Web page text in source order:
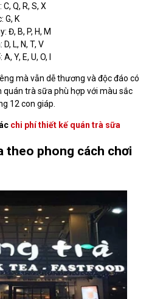
Q, R, S, X
G, K
Đ, B, P, H, M
L, N, T, V
Y, E, U, O, I
mà vẫn dễ thương và độc đáo có
trà sữa phù hợp với màu sắc
12 con giáp.
chi phí thiết kế quán trà sữa
theo phong cách chơi